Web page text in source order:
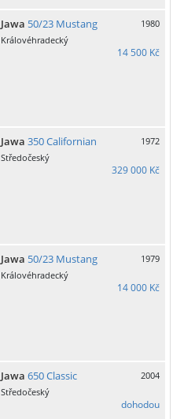
Jawa 50/23 Mustang
1980
Královéhradecký
14 500 Kč
Jawa 350 Californian
1972
Středočeský
329 000 Kč
Jawa 50/23 Mustang
1979
Královéhradecký
14 000 Kč
Jawa 650 Classic
2004
Středočeský
dohodou